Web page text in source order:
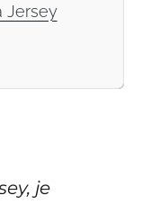
Jersey
je